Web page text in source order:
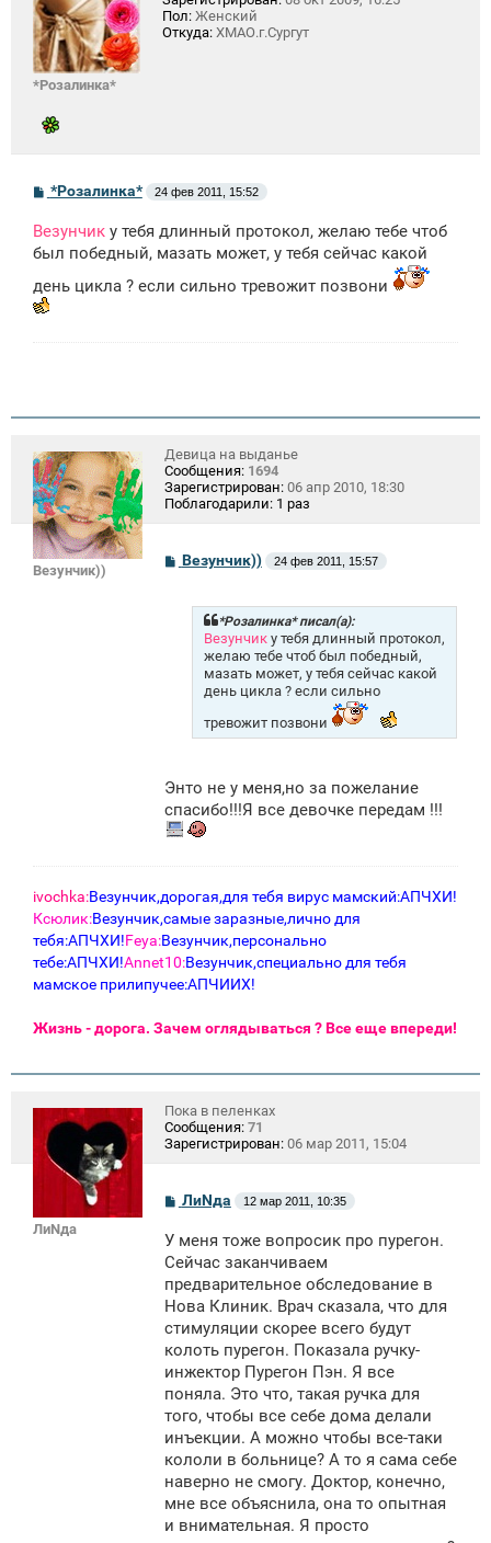
*Розалинка*
Пол: Женский
Откуда: ХМАО.г.Сургут
С
о
б
щ
н
и
е
*Розалинка* 24 фев 2011, 15:52
Везунчик у тебя длинный протокол, желаю тебе чтоб
был победный, мазать может, у тебя сейчас какой
день цикла ? если сильно тревожит позвони
Везунчик))
Девица на выданье
Сообщения: 1694
Зарегистрирован: 06 апр 2010, 18:30
Поблагодарили: 1 раз
СВезунчик)) 24 фев 2011, 15:57
*Розалинка* писал(а):
Везунчик у тебя длинный протокол,
желаю тебе чтоб был победный,
мазать может, у тебя сейчас какой
день цикла ? если сильно
тревожит позвони
Энто не у меня,но за пожелание
спасибо!!!Я все девочке передам !!!
ivochka:Везунчик,дорогая,для тебя вирус мамский:АПЧХИ!
Ксюлик:Везунчик,самые заразные,лично для
тебя:АПЧХИ!Feya:Везунчик,персонально
тебе:АПЧХИ!Annet10:Везунчик,специально для тебя
мамское прилипучее:АПЧИИХ!
Жизнь - дорога. Зачем оглядываться ? Все еще впереди!
ЛиNда
Пока в пеленках
Сообщения: 71
Зарегистрирован: 06 мар 2011, 15:04
С
о
б
щ
н
и
ЛиNда 12 мар 2011, 10:35
У меня тоже вопросик про пурегон.
Сейчас заканчиваем
предварительное обследование в
Нова Клиник. Врач сказала, что для
стимуляции скорее всего будут
колоть пурегон. Показала ручку-
инжектор Пурегон Пэн. Я все
поняла. Это что, такая ручка для
того, чтобы все себе дома делали
инъекции. А можно чтобы все-таки
кололи в больнице? А то я сама себе
наверно не смогу. Доктор, конечно,
мне все объяснила, она то опытная
и внимательная. Я просто